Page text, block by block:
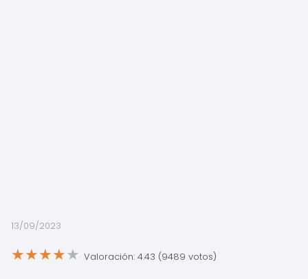
13/09/2023
★★★★★ Valoración: 4.43 (9489 votos)